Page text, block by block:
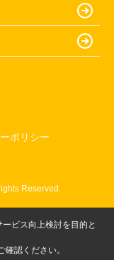
ポリシー
Reserved.
ビス向上検討を目的と
確認ください。